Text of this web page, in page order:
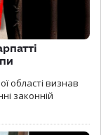
області визнав
законній